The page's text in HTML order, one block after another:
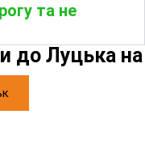
та не
до Луцька на